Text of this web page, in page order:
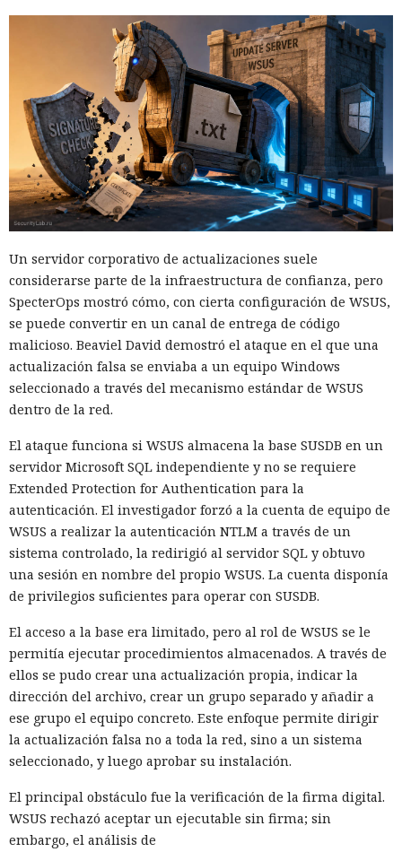
Un servidor corporativo de actualizaciones suele
considerarse parte de la infraestructura de confianza, pero
SpecterOps mostró cómo, con cierta configuración de WSUS,
se puede convertir en un canal de entrega de código
malicioso. Beaviel David demostró el ataque en el que una
actualización falsa se enviaba a un equipo Windows
seleccionado a través del mecanismo estándar de WSUS
dentro de la red.
El ataque funciona si WSUS almacena la base SUSDB en un
servidor Microsoft SQL independiente y no se requiere
Extended Protection for Authentication para la
autenticación. El investigador forzó a la cuenta de equipo de
WSUS a realizar la autenticación NTLM a través de un
sistema controlado, la redirigió al servidor SQL y obtuvo
una sesión en nombre del propio WSUS. La cuenta disponía
de privilegios suficientes para operar con SUSDB.
El acceso a la base era limitado, pero al rol de WSUS se le
permitía ejecutar procedimientos almacenados. A través de
ellos se pudo crear una actualización propia, indicar la
dirección del archivo, crear un grupo separado y añadir a
ese grupo el equipo concreto. Este enfoque permite dirigir
la actualización falsa no a toda la red, sino a un sistema
seleccionado, y luego aprobar su instalación.
El principal obstáculo fue la verificación de la firma digital.
WSUS rechazó aceptar un ejecutable sin firma; sin
embargo, el análisis de